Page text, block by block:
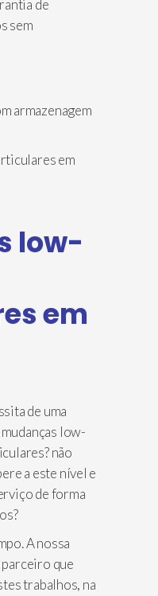
de
sem
low-
em
de uma
low-
não
a este nível e
de forma
A nossa
parceiro que
trabalhos, na